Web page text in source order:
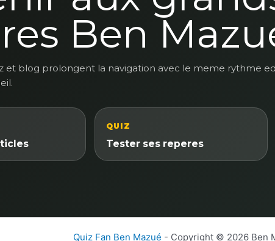
Ben
et blog prolongent la navigation avec le meme rythme
QUIZ
Tester ses reperes
Quiz Fan Ben Mazué - Copyright © 2026 Ben